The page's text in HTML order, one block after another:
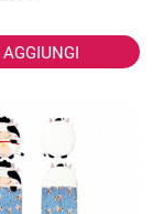
AGGIUNGI